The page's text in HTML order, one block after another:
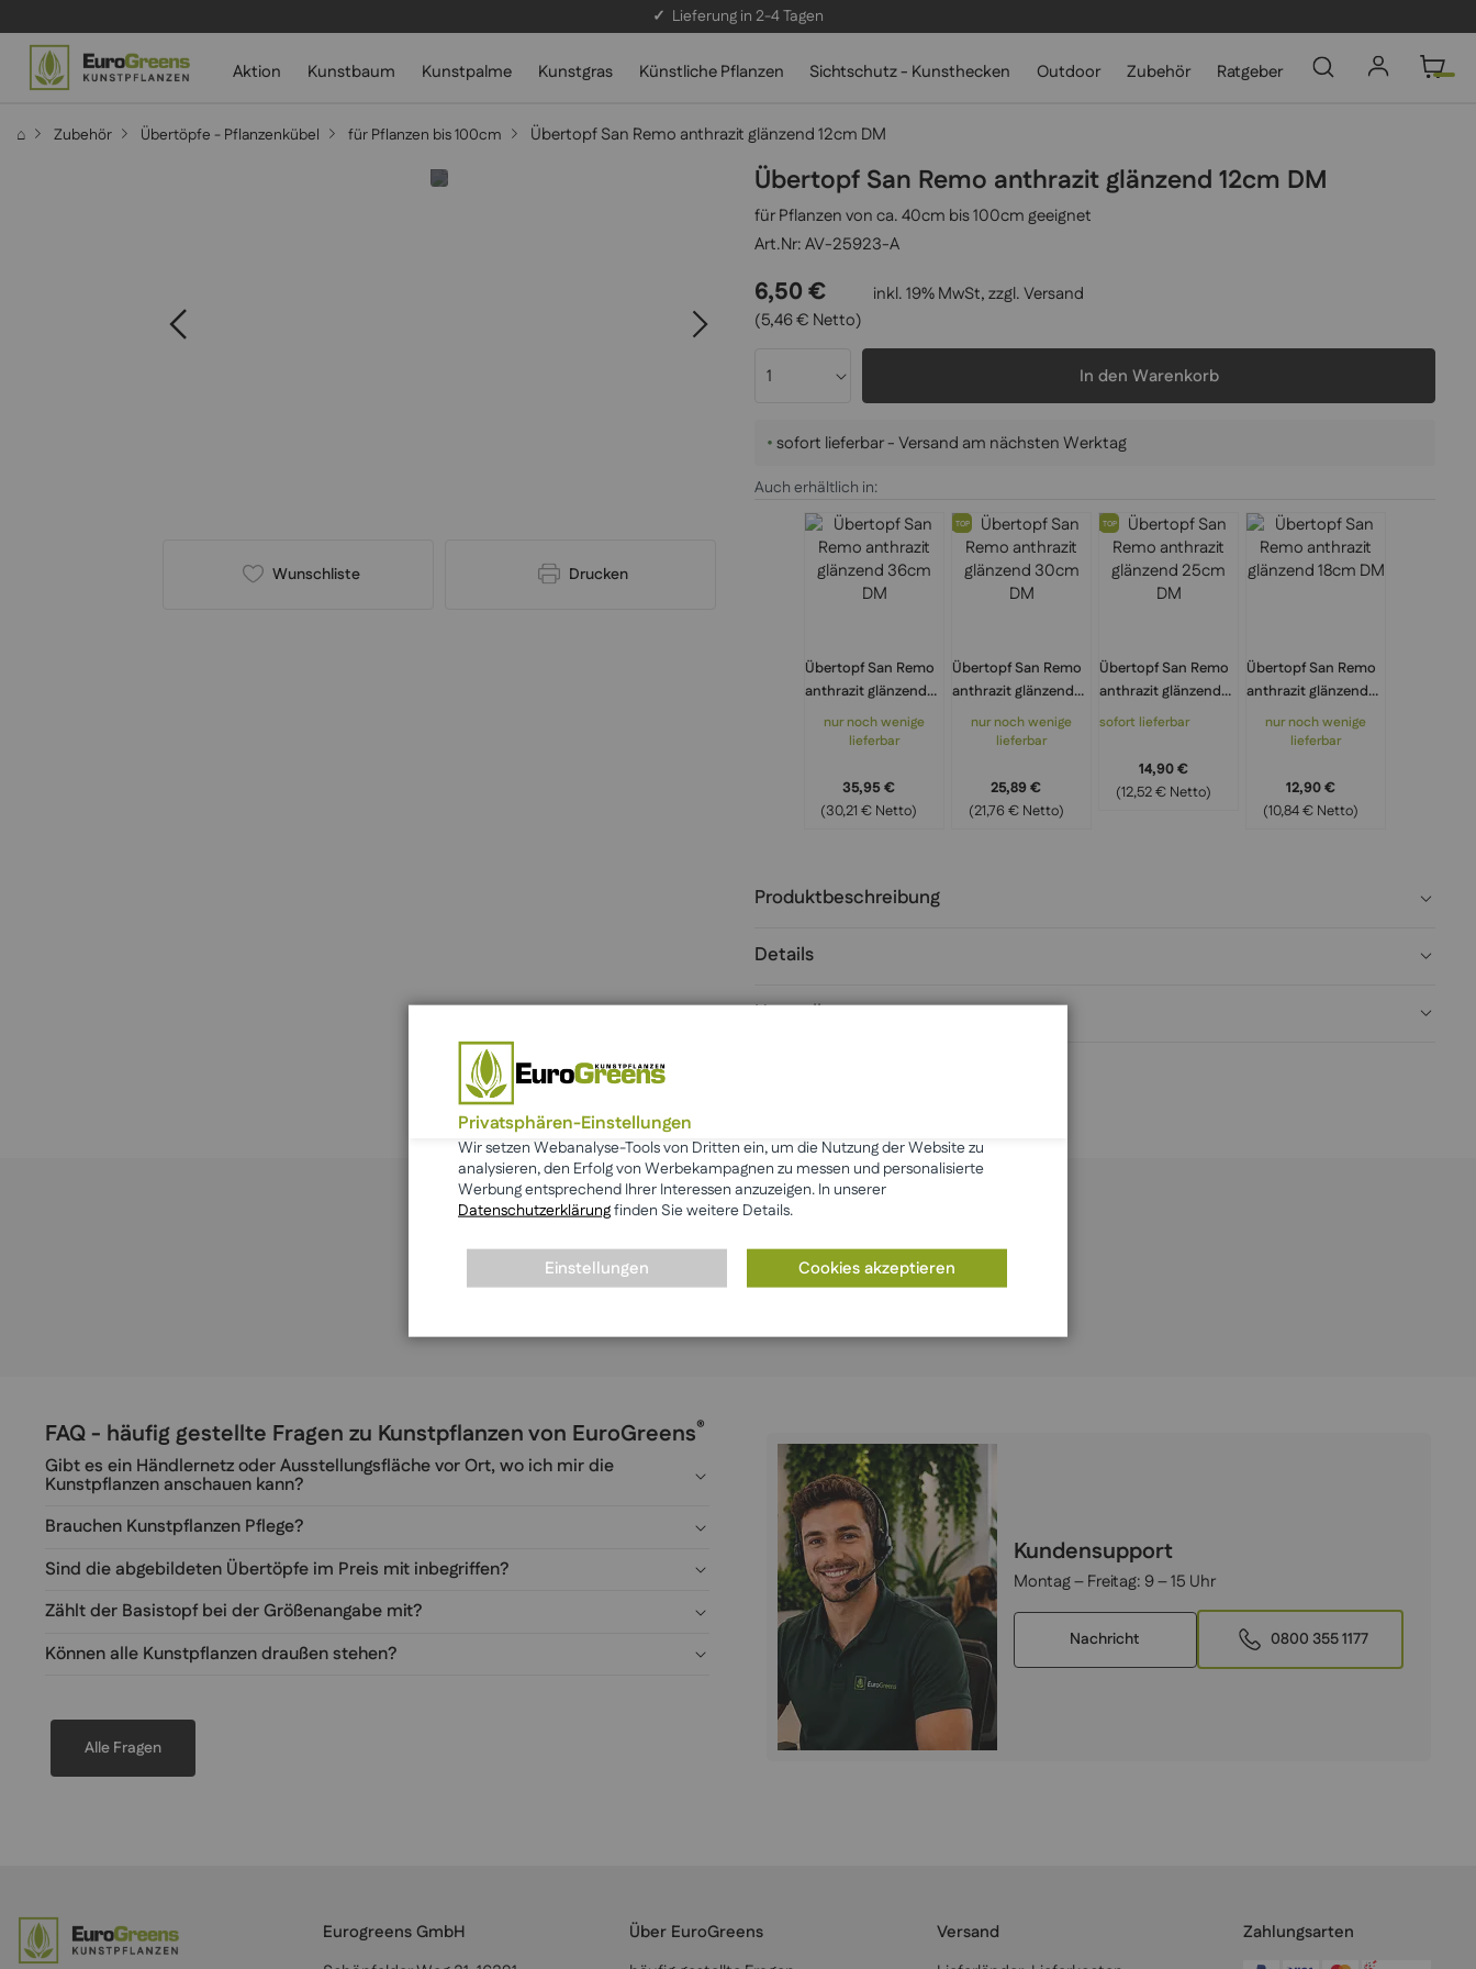
✓ Lieferung in 2-4 Tagen
Aktion Kunstbaum Kunstpalme Kunstgras Künstliche Pflanzen Sichtschutz - Kunsthecken Outdoor Zubehör Ratgeber
⌂ Zubehör Übertöpfe - Pflanzenkübel für Pflanzen bis 100cm Übertopf San Remo anthrazit glänzend 12cm DM
Wunschliste Drucken
Übertopf San Remo anthrazit glänzend 12cm DM
für Pflanzen von ca. 40cm bis 100cm geeignet
AV-25923-A
6,50 €
(5,46 € Netto)
inkl. 19% MwSt, zzgl.Versand
In den Warenkorb
•sofort lieferbar - Versand am nächsten Werktag
Auch erhältlich in:
Übertopf San Remo
anthrazit glänzend
nur noch wenige
lieferbar
35,95 €
(30,21 € Netto)
TOP
Übertopf San Remo
anthrazit glänzend
nur noch wenige
lieferbar
25,89 €
(21,76 € Netto)
TOP
Übertopf San Remo
anthrazit glänzend
25cm DM
sofort lieferbar
14,90 €
(12,52 € Netto)
Übertopf San Remo
anthrazit glänzend
nur noch wenige
lieferbar
12,90 €
(10,84 € Netto)
Produktbeschreibung
Details
Hersteller
Das sagen unsere Kunden
Mehr anzeigen ☆ Bewertung schreiben
FAQ - häufig gestellte Fragen zu Kunstpflanzen von EuroGreens®
Gibt es ein Händlernetz oder Ausstellungsfläche vor Ort, wo ich mir die
Kunstpflanzen anschauen kann?
Brauchen Kunstpflanzen Pflege?
Sind die abgebildeten Übertöpfe im Preis mit inbegriffen?
Zählt der Basistopf bei der Größenangabe mit?
Können alle Kunstpflanzen draußen stehen?
Alle Fragen
Kundensupport
Montag – Freitag: 9 – 15 Uhr
Nachricht 0800 355 1177
Eurogreens GmbH
Über EuroGreens
Versand
Zahlungsarten
Privatsphären-Einstellungen
Wir setzen Webanalyse-Tools von Dritten ein, um die Nutzung der Website zu
analysieren, den Erfolg von Werbekampagnen zu messen und personalisierte
Werbung entsprechend Ihrer Interessen anzuzeigen. In unserer
Datenschutzerklärungfinden Sie weitere Details.
Cookies akzeptieren
Einstellungen